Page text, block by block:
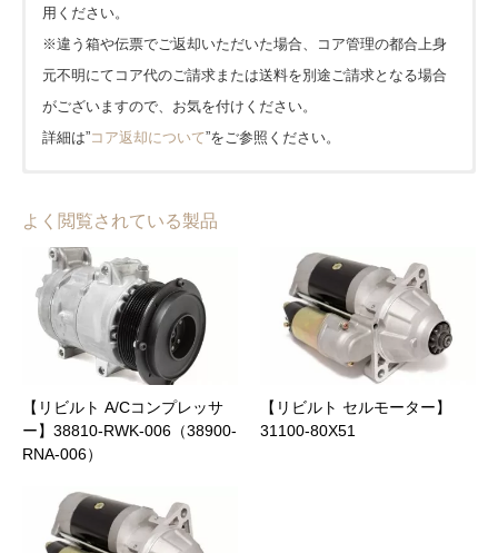
用ください。
※違う箱や伝票でご返却いただいた場合、コア管理の都合上身
元不明にてコア代のご請求または送料を別途ご請求となる場合
がございますので、お気を付けください。
詳細は”コア返却について”をご参照ください。
クレジット
代金引換(宅急便コレクト)
～ 9,999 円
銀行振込
NP後払い(コンビニ・郵便局・銀行)
詳細は”支払いについて”をご参照ください。
■北海道、沖縄、離島は1,650円、その他は全国一律0円となりま
す。
地域 送料(税込) 到着日数(目安)
北海道 1,650 円
東北 0 円
関東
中部 0 円
は一部半年または10,000kmとなります。)
【キャンペーン期間中】当店公式オンラインショップでのご購
入に限り保証期間が２倍!!
保証内容、適用外となるケースについてなど、詳細は” 保証につ
いて ”をご参照ください。
よく閲覧されている製品
【リビルト A/Cコンプレッサ
ー】38810-RWK-006（38900-
RNA-006）
【リビルト セルモーター】
31100-80X51